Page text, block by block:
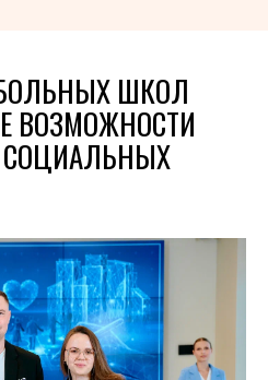
ШКОЛ
ВОЗМОЖНОСТИ